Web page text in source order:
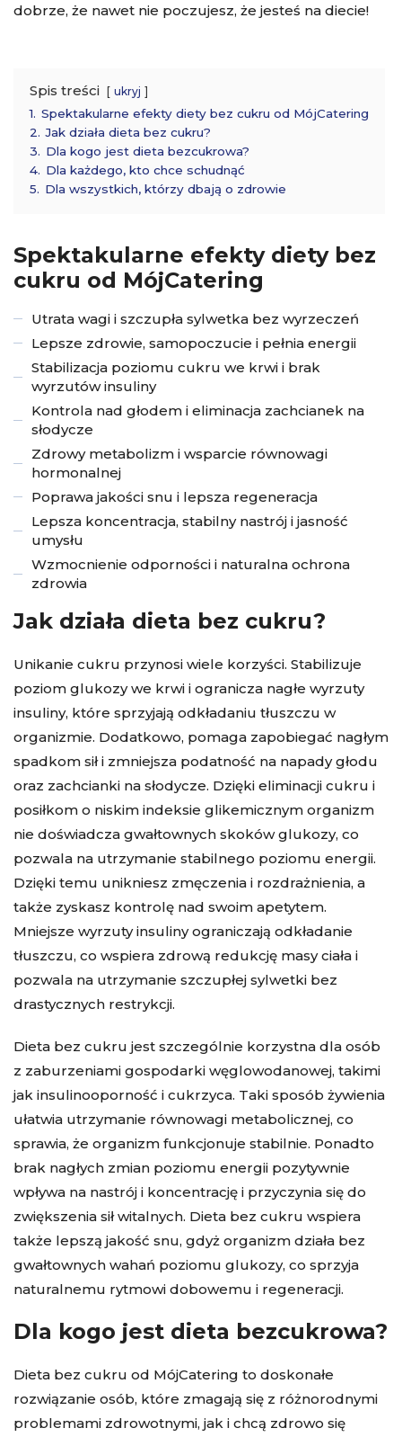
dobrze, że nawet nie poczujesz, że jesteś na diecie!
Spis treści ukryj
1. Spektakularne efekty diety bez cukru od MójCatering
2. Jak działa dieta bez cukru?
3. Dla kogo jest dieta bezcukrowa?
4. Dla każdego, kto chce schudnąć
5. Dla wszystkich, którzy dbają o zdrowie
Spektakularne efekty diety bez
cukru od MójCatering
Utrata wagi i szczupła sylwetka bez wyrzeczeń
Lepsze zdrowie, samopoczucie i pełnia energii
Stabilizacja poziomu cukru we krwi i brak
wyrzutów insuliny
Kontrola nad głodem i eliminacja zachcianek na
słodycze
Zdrowy metabolizm i wsparcie równowagi
hormonalnej
Poprawa jakości snu i lepsza regeneracja
Lepsza koncentracja, stabilny nastrój i jasność
umysłu
Wzmocnienie odporności i naturalna ochrona
zdrowia
Jak działa dieta bez cukru?
Unikanie cukru przynosi wiele korzyści. Stabilizuje
poziom glukozy we krwi i ogranicza nagłe wyrzuty
insuliny, które sprzyjają odkładaniu tłuszczu w
organizmie. Dodatkowo, pomaga zapobiegać nagłym
spadkom sił i zmniejsza podatność na napady głodu
oraz zachcianki na słodycze. Dzięki eliminacji cukru i
posiłkom o niskim indeksie glikemicznym organizm
nie doświadcza gwałtownych skoków glukozy, co
pozwala na utrzymanie stabilnego poziomu energii.
Dzięki temu unikniesz zmęczenia i rozdrażnienia, a
także zyskasz kontrolę nad swoim apetytem.
Mniejsze wyrzuty insuliny ograniczają odkładanie
tłuszczu, co wspiera zdrową redukcję masy ciała i
pozwala na utrzymanie szczupłej sylwetki bez
drastycznych restrykcji.
Dieta bez cukru jest szczególnie korzystna dla osób
z zaburzeniami gospodarki węglowodanowej, takimi
jak insulinooporność i cukrzyca. Taki sposób żywienia
ułatwia utrzymanie równowagi metabolicznej, co
sprawia, że organizm funkcjonuje stabilnie. Ponadto
brak nagłych zmian poziomu energii pozytywnie
wpływa na nastrój i koncentrację i przyczynia się do
zwiększenia sił witalnych. Dieta bez cukru wspiera
także lepszą jakość snu, gdyż organizm działa bez
gwałtownych wahań poziomu glukozy, co sprzyja
naturalnemu rytmowi dobowemu i regeneracji.
Dla kogo jest dieta bezcukrowa?
Dieta bez cukru od MójCatering to doskonałe
rozwiązanie osób, które zmagają się z różnorodnymi
problemami zdrowotnymi, jak i chcą zdrowo się